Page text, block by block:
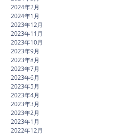
2024年2月
2024年1月
2023年12月
2023年11月
2023年10月
2023年9月
2023年8月
2023年7月
2023年6月
2023年5月
2023年4月
2023年3月
2023年2月
2023年1月
2022年12月